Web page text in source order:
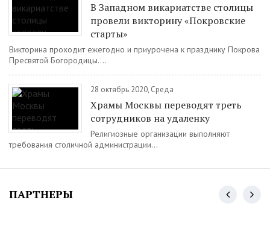
В Западном викариатстве столицы
провели викторину «Покровские
старты»
Викторина проходит ежегодно и приурочена к празднику Покрова
Пресвятой Богородицы....
28 октябрь 2020, Среда
Храмы Москвы переводят треть
сотрудников на удаленку
Религиозные организации выполняют
требования столичной администрации...
ПАРТНЕРЫ